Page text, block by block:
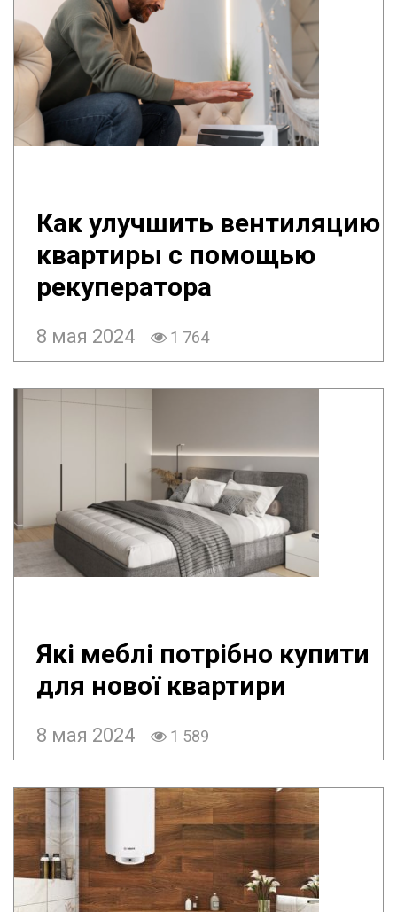
Как улучшить вентиляцию
квартиры с помощью
рекуператора
8 мая 2024 1 764
Які меблі потрібно купити
для нової квартири
8 мая 2024 1 589